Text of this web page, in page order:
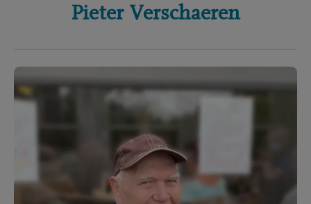
Pieter Verschaeren